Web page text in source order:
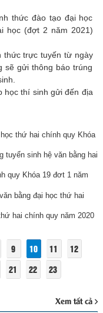
đào tạo đại học
học (đợt 2 năm 2021)
trực tuyến từ ngày
sẽ gửi thông báo trúng
học thí sinh gửi đến địa
thứ hai chính quy Khóa
tuyển sinh hệ văn bằng hai
quy Khóa 19 đơt 1 năm
bằng đại học thứ hai
hai chính quy năm 2020
9 10 11
12
21 22 23
Xem tất cả